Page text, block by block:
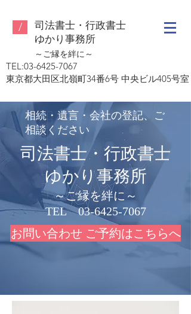
/
司法書士・行政書士
ゆかり事務所
～ご縁を絆に～
TEL:03-6425-7067
東京都大田区北嶺町34番6号 中央ビル405号室
相続・遺言・会社の登記、ご
相談ください
司法書士・行政書士
ゆかり事務所
～ご縁を絆に～
​TEL 03-6425-7067
お問い合わせ ご予約はこちらへ